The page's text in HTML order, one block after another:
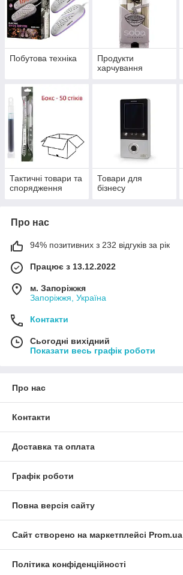
Побутова техніка
Продукти
харчування
Тактичні товари та
спорядження
Товари для
бізнесу
Про нас
94% позитивних з 232 відгуків за рік
Працює з 13.12.2022
м. Запоріжжя
Запоріжжя, Україна
Контакти
Сьогодні вихідний
Показати весь графік роботи
Про нас
Контакти
Доставка та оплата
Графік роботи
Повна версія сайту
Сайт створено на маркетплейсі Prom.ua
Політика конфіденційності